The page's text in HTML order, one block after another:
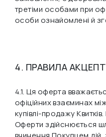
третіми особами при
особи ознайомлені й
4. ПРАВИЛА
4.1. Ця оферта
офіційних взаєминах
купівлі-продажу
Оферти здійснюється